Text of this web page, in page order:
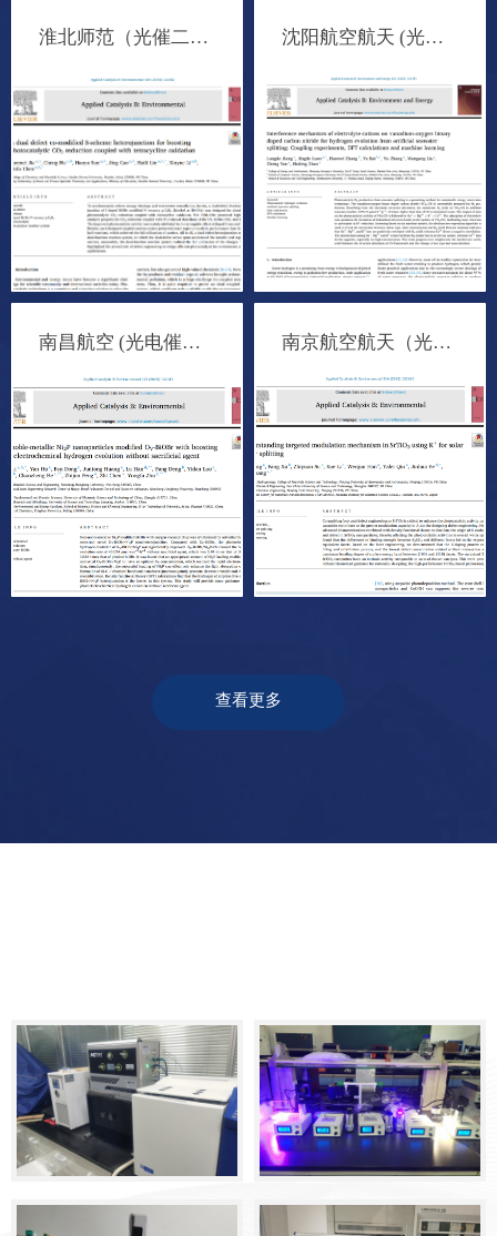
氢
南昌航空 (光电催化制氢）
发表期刊：Applied
Catalysis B:Environment
and Energy
影响因子：20.2
实验方向：光催化海水
裂解制氢
沈阳航空航天 (光催化海水制氢）
发表期刊：Applied
Catalysis B:Environment
and Energy
影响因子：24.319
实验方向：光催化二氧
化碳还原
淮北师范（光催二氧化碳还原）
水
南京航空航天（光催化全解水）
查看更多